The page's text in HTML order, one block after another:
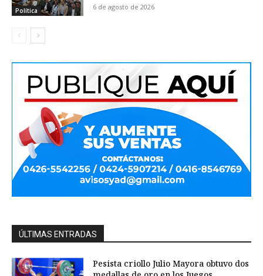
Política 6 de agosto de 2026
ÚLTIMAS ENTRADAS
Pesista criollo Julio Mayora obtuvo dos